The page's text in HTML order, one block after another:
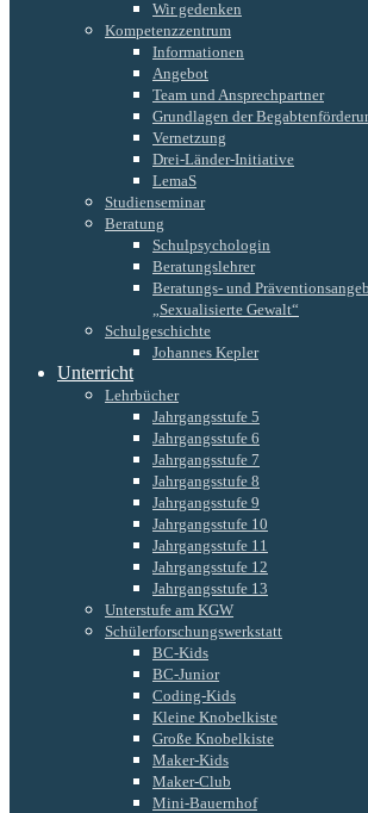
Wir gedenken
Kompetenzzentrum
Informationen
Angebot
Team und Ansprechpartner
Grundlagen der
Vernetzung
Drei-Länder-Initiative
LemaS
Studienseminar
Beratung
Schulpsychologin
Beratungslehrer
Beratungs- und
„Sexualisierte Gewalt“
Schulgeschichte
Johannes Kepler
Unterricht
Lehrbücher
Jahrgangsstufe 5
Jahrgangsstufe 6
Jahrgangsstufe 7
Jahrgangsstufe 8
Jahrgangsstufe 9
Jahrgangsstufe 10
Jahrgangsstufe 11
Jahrgangsstufe 12
Jahrgangsstufe 13
Unterstufe am KGW
Schülerforschungswerkstatt
BC-Kids
BC-Junior
Coding-Kids
Kleine Knobelkiste
Große Knobelkiste
Maker-Kids
Maker-Club
Mini-Bauernhof